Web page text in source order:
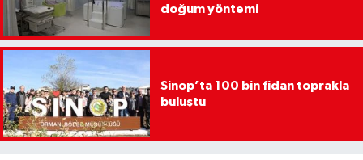
doğum yöntemi
Sinop’ta 100 bin fidan toprakla
buluştu